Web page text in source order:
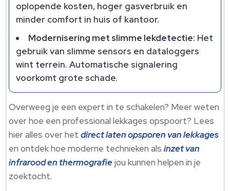
oplopende kosten, hoger gasverbruik en
minder comfort in huis of kantoor.
Modernisering met slimme lekdetectie: Het
gebruik van slimme sensors en dataloggers
wint terrein. Automatische signalering
voorkomt grote schade.
Overweeg je een expert in te schakelen? Meer weten
over hoe een professional lekkages opspoort? Lees
hier alles over hetdirect laten opsporen van lekkages
en ontdek hoe moderne technieken alsinzet van
infrarood en thermografie jou kunnen helpen in je
zoektocht.